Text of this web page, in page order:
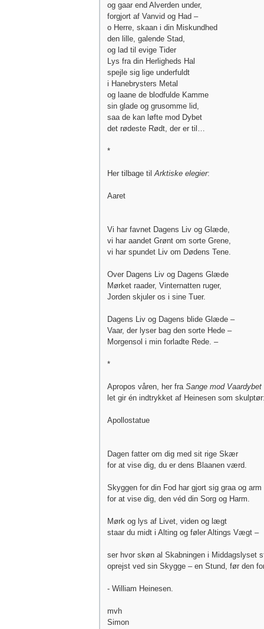
og gaar end Alverden under,
forgjort af Vanvid og Had –
o Herre, skaan i din Miskundhed
den lille, galende Stad,
og lad til evige Tider
Lys fra din Herligheds Hal
spejle sig lige underfuldt
i Hanebrysters Metal
og laane de blodfulde Kamme
sin glade og grusomme lid,
saa de kan løfte mod Dybet
det rødeste Rødt, der er til…
*
Her tilbage tilArktiske elegier:
Aaret
Vi har favnet Dagens Liv og Glæde,
vi har aandet Grønt om sorte Grene,
vi har spundet Liv om Dødens Tene.
Over Dagens Liv og Dagens Glæde
Mørket raader, Vinternatten ruger,
Jorden skjuler os i sine Tuer.
Dagens Liv og Dagens blide Glæde –
Vaar, der lyser bag den sorte Hede –
Morgensol i min forladte Rede. –
*
Apropos våren, her fra Sange mod Vaardybet
let gir én indtrykket af Heinesen som
Apollostatue
Dagen fatter om dig med sit rige Skær
for at vise dig, du er dens Blaanen værd.
Skyggen for din Fod har gjort sig graa og arm
for at vise dig, den véd din Sorg og Harm.
Mørk og lys af Livet, viden og lægt
staar du midt i Alting og føler Altings Vægt –
ser hvor skøn al Skabningen i Middagslyset
oprejst ved sin Skygge – en Stund, før den
- William Heinesen.
mvh
Simon